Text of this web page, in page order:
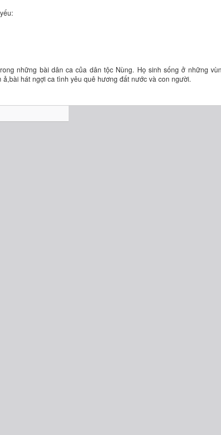
những bài dân ca của dân tộc Nùng. Họ sinh sống ở những
hát ngợi ca tình yêu quê hương đất nước và con người.